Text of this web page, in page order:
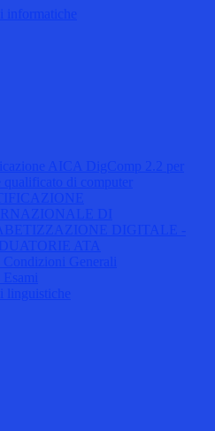
informatiche
AICA DigComp 2.2 per
qualificato di computer
DI
DIGITALE -
ATA
Condizioni Generali
linguistiche